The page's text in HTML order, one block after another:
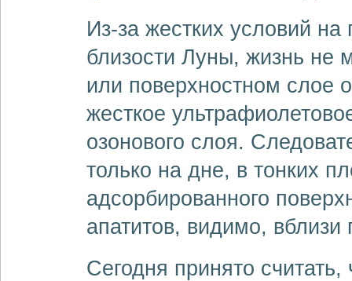
Из-за жестких условий
близости Луны, жизнь не
или поверхностном слое
жесткое
озонового слоя.
только на дне, в тонких
адсорбированного
апатитов, видимо, вблизи
Сегодня принято